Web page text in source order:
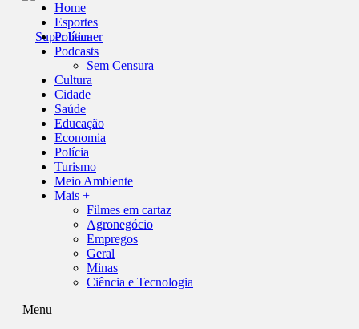
Home
Esportes
Política
Podcasts
Sem Censura
Cultura
Cidade
Saúde
Educação
Economia
Polícia
Turismo
Meio Ambiente
Mais +
Filmes em cartaz
Agronegócio
Empregos
Geral
Minas
Ciência e Tecnologia
Menu